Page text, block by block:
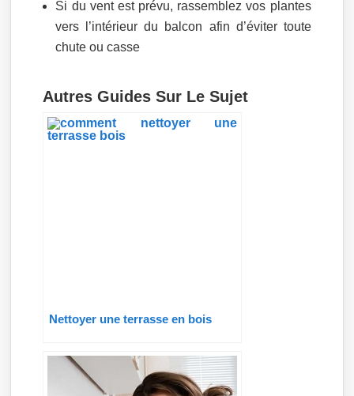
Si du vent est prévu, rassemblez vos plantes
vers l’intérieur du balcon afin d’éviter toute
chute ou casse
Autres Guides Sur Le Sujet
Nettoyer une terrasse en bois